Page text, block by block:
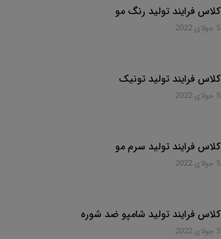
کلاس فرایند تولید رنگ مو
5 جولای 2022
کلاس فرایند تولید تونیک
5 جولای 2022
کلاس فرایند تولید سرم مو
5 جولای 2022
کلاس فرایند تولید شامپو ضد شوره
5 جولای 2022